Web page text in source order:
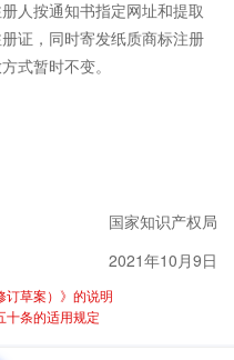
人按通知书指定网址和提取
证，同时寄发纸质商标注册
式暂时不变。
国家知识产权局
2021年10月9日
订草案）》的说明
十条的适用规定